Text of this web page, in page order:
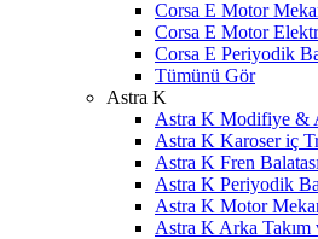
Corsa E Motor
Corsa E Motor
Corsa E Periyodik
Tümünü Gör
Astra K
Astra K Modifiye &
Astra K Karoser iç
Astra K Fren
Astra K Periyodik
Astra K Motor
Astra K Arka Takım